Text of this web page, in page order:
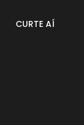
CURTE AÍ